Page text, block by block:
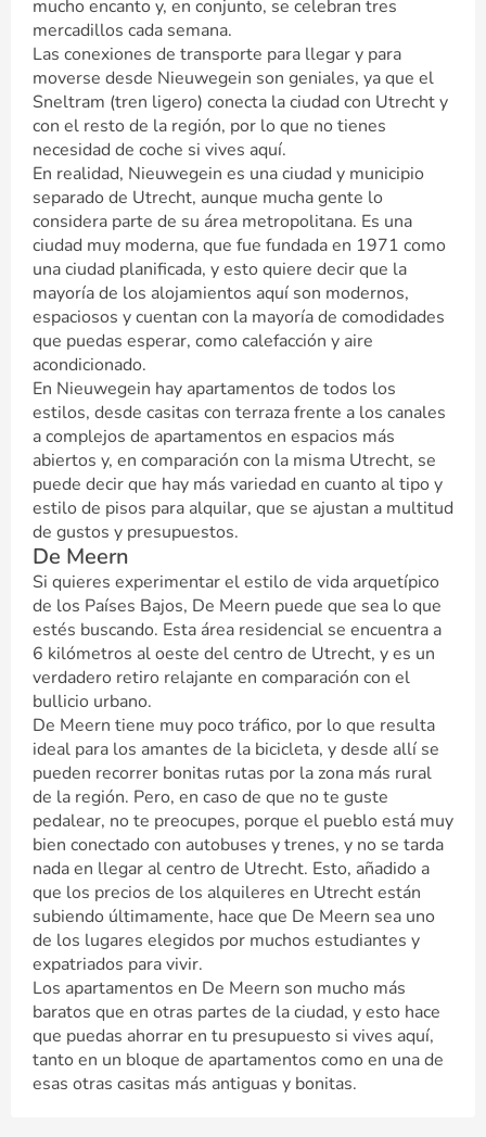
mucho encanto y, en conjunto, se celebran tres
mercadillos cada semana.
Las conexiones de transporte para llegar y para
moverse desde Nieuwegein son geniales, ya que el
Sneltram (tren ligero) conecta la ciudad con Utrecht y
con el resto de la región, por lo que no tienes
necesidad de coche si vives aquí.
En realidad, Nieuwegein es una ciudad y municipio
separado de Utrecht, aunque mucha gente lo
considera parte de su área metropolitana. Es una
ciudad muy moderna, que fue fundada en 1971 como
una ciudad planificada, y esto quiere decir que la
mayoría de los alojamientos aquí son modernos,
espaciosos y cuentan con la mayoría de comodidades
que puedas esperar, como calefacción y aire
acondicionado.
En Nieuwegein hay apartamentos de todos los
estilos, desde casitas con terraza frente a los canales
a complejos de apartamentos en espacios más
abiertos y, en comparación con la misma Utrecht, se
puede decir que hay más variedad en cuanto al tipo y
estilo de pisos para alquilar, que se ajustan a multitud
de gustos y presupuestos.
De Meern
Si quieres experimentar el estilo de vida arquetípico
de los Países Bajos, De Meern puede que sea lo que
estés buscando. Esta área residencial se encuentra a
6 kilómetros al oeste del centro de Utrecht, y es un
verdadero retiro relajante en comparación con el
bullicio urbano.
De Meern tiene muy poco tráfico, por lo que resulta
ideal para los amantes de la bicicleta, y desde allí se
pueden recorrer bonitas rutas por la zona más rural
de la región. Pero, en caso de que no te guste
pedalear, no te preocupes, porque el pueblo está muy
bien conectado con autobuses y trenes, y no se tarda
nada en llegar al centro de Utrecht. Esto, añadido a
que los precios de los alquileres en Utrecht están
subiendo últimamente, hace que De Meern sea uno
de los lugares elegidos por muchos estudiantes y
expatriados para vivir.
Los apartamentos en De Meern son mucho más
baratos que en otras partes de la ciudad, y esto hace
que puedas ahorrar en tu presupuesto si vives aquí,
tanto en un bloque de apartamentos como en una de
esas otras casitas más antiguas y bonitas.